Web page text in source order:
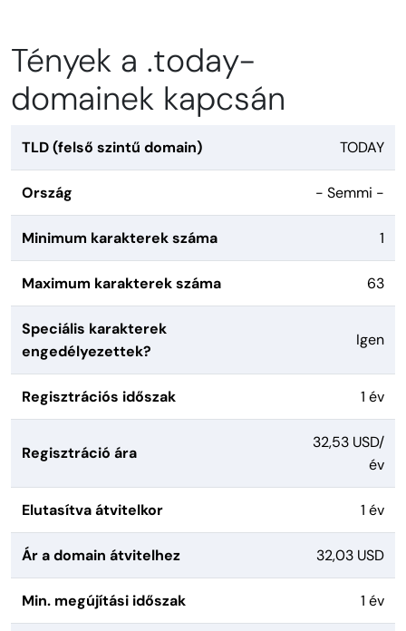
Tények a .today-
domainek kapcsán
TLD (felső szintű domain) TODAY
Ország - Semmi -
Minimum karakterek száma 1
Maximum karakterek száma 63
Speciális karakterek
engedélyezettek?
Igen
Regisztrációs időszak 1 év
Regisztráció ára
32,53 USD/
év
Elutasítva átvitelkor 1 év
Ár a domain átvitelhez 32,03 USD
Min. megújítási időszak 1 év